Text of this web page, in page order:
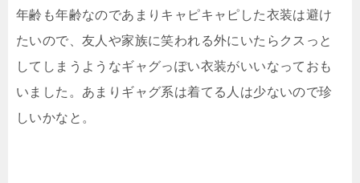
年齢も年齢なのであまりキャピキャピした衣装は避け
たいので、友人や家族に笑われる外にいたらクスっと
してしまうようなギャグっぽい衣装がいいなっておも
いました。あまりギャグ系は着てる人は少ないので珍
しいかなと。